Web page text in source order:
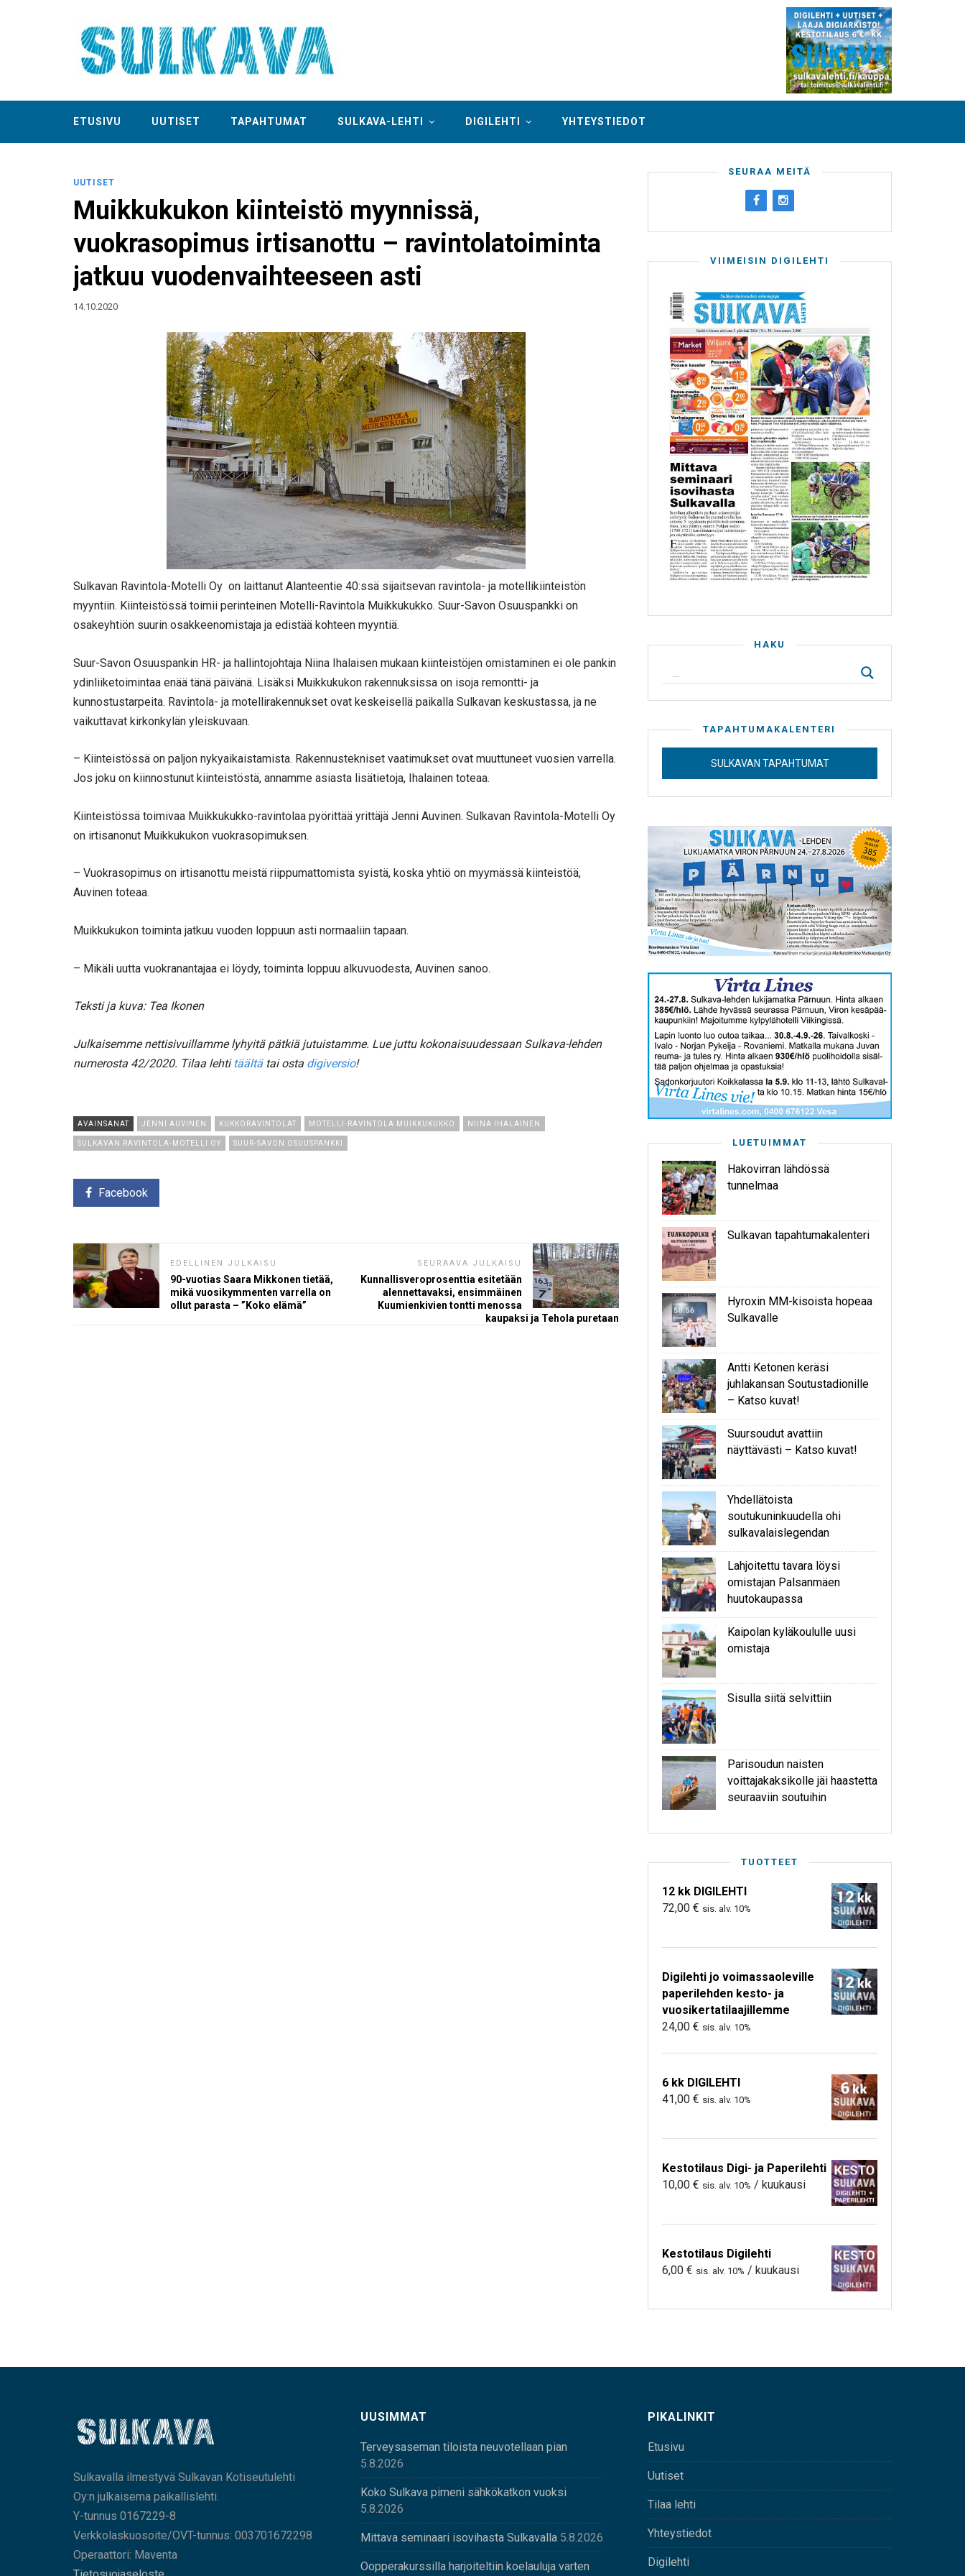
ETUSIVU UUTISET TAPAHTUMAT SULKAVA-LEHTI DIGILEHTI YHTEYSTIEDOT
UUTISET
Muikkukukon kiinteistö myynnissä,
vuokrasopimus irtisanottu – ravintolatoiminta
jatkuu vuodenvaihteeseen asti
14.10.2020
Sulkavan Ravintola-Motelli Oy on laittanut Alanteentie 40:ssä sijaitsevan ravintola- ja motellikiinteistön
myyntiin. Kiinteistössä toimii perinteinen Motelli-Ravintola Muikkukukko. Suur-Savon Osuuspankki on
osakeyhtiön suurin osakkeenomistaja ja edistää kohteen myyntiä.
Suur-Savon Osuuspankin HR- ja hallintojohtaja Niina Ihalaisen mukaan kiinteistöjen omistaminen ei ole pankin
ydinliiketoimintaa enää tänä päivänä. Lisäksi Muikkukukon rakennuksissa on isoja remontti- ja
kunnostustarpeita. Ravintola- ja motellirakennukset ovat keskeisellä paikalla Sulkavan keskustassa, ja ne
vaikuttavat kirkonkylän yleiskuvaan.
– Kiinteistössä on paljon nykyaikaistamista. Rakennustekniset vaatimukset ovat muuttuneet vuosien varrella.
Jos joku on kiinnostunut kiinteistöstä, annamme asiasta lisätietoja, Ihalainen toteaa.
Kiinteistössä toimivaa Muikkukukko-ravintolaa pyörittää yrittäjä Jenni Auvinen. Sulkavan Ravintola-Motelli Oy
on irtisanonut Muikkukukon vuokrasopimuksen.
– Vuokrasopimus on irtisanottu meistä riippumattomista syistä, koska yhtiö on myymässä kiinteistöä,
Auvinen toteaa.
Muikkukukon toiminta jatkuu vuoden loppuun asti normaaliin tapaan.
– Mikäli uutta vuokranantajaa ei löydy, toiminta loppuu alkuvuodesta, Auvinen sanoo.
Teksti ja kuva: Tea Ikonen
Julkaisemme nettisivuillamme lyhyitä pätkiä jutuistamme. Lue juttu kokonaisuudessaan Sulkava-lehden
numerosta 42/2020. Tilaa lehti täältätai osta digiversio!
AVAINSANAT JENNI AUVINEN KUKKORAVINTOLAT MOTELLI-RAVINTOLA MUIKKUKUKKO NIINA IHALAINEN
SULKAVAN RAVINTOLA-MOTELLI OY SUUR-SAVON OSUUSPANKKI
Facebook
EDELLINEN JULKAISU
90-vuotias Saara Mikkonen tietää,
mikä vuosikymmenten varrella on
ollut parasta – ”Koko elämä”
SEURAAVA JULKAISU
Kunnallisveroprosenttia esitetään
alennettavaksi, ensimmäinen
Kuumienkivien tontti menossa
kaupaksi ja Tehola puretaan
SEURAA MEITÄ
VIIMEISIN DIGILEHTI
HAKU
TAPAHTUMAKALENTERI
SULKAVAN TAPAHTUMAT
LUETUIMMAT
Hakovirran lähdössä
tunnelmaa
Sulkavan tapahtumakalenteri
Hyroxin MM-kisoista hopeaa
Sulkavalle
Antti Ketonen keräsi
juhlakansan Soutustadionille
– Katso kuvat!
Suursoudut avattiin
näyttävästi – Katso kuvat!
Yhdellätoista
soutukuninkuudella ohi
sulkavalaislegendan
Lahjoitettu tavara löysi
omistajan Palsanmäen
huutokaupassa
Kaipolan kyläkoululle uusi
omistaja
Sisulla siitä selvittiin
Parisoudun naisten
voittajakaksikolle jäi haastetta
seuraaviin soutuihin
TUOTTEET
12 kk DIGILEHTI
72,00 € sis. alv. 10%
Digilehti jo voimassaoleville
paperilehden kesto- ja
vuosikertatilaajillemme
24,00 € sis. alv. 10%
6 kk DIGILEHTI
41,00 € sis. alv. 10%
Kestotilaus Digi- ja Paperilehti
10,00 € sis. alv. 10% / kuukausi
Kestotilaus Digilehti
6,00 € sis. alv. 10% / kuukausi
Sulkavalla ilmestyvä Sulkavan Kotiseutulehti
Oy:n julkaisema paikallislehti.
Y-tunnus 0167229-8
Verkkolaskuosoite/OVT-tunnus: 003701672298
Operaattori: Maventa
UUSIMMAT
Terveysaseman tiloista neuvotellaan pian
5.8.2026
Koko Sulkava pimeni sähkökatkon vuoksi
5.8.2026
Mittava seminaari isovihasta Sulkavalla 5.8.2026
Oopperakurssilla harjoiteltiin koelauluja varten
PIKALINKIT
Etusivu
Uutiset
Tilaa lehti
Yhteystiedot
Digilehti